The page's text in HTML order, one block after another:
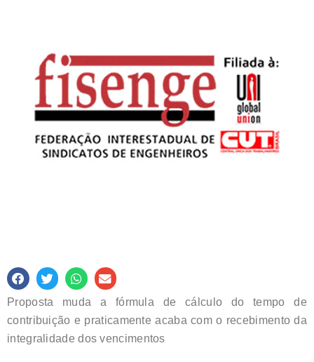
Proposta muda a fórmula de cálculo do tempo de
contribuição e praticamente acaba com o recebimento da
integralidade dos vencimentos